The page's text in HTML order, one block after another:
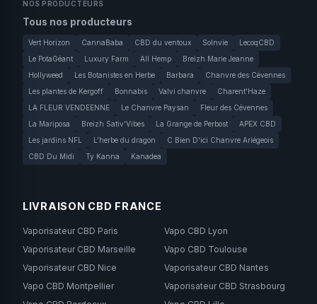
NOS PRODUCTEURS
Tous nos producteurs
Vert Horizon CannaBaba CBD du ventoux Solnvie
LecoqCBD
Le PotaGéant
Luxury Farm All Hemp
Breizh Marie Jeanne
Hollyweed
Les Botanistes en Herbe Barbara
Chanvre des Cévennes
Les plantes de Kergoff
Bonnabis Valvi chanvre
Charent'Haze
LA FLEUR VENDEENNE
Le Chanvre Paysan
Fleur des Cévennes
La Mariposa
Breizh Sativ'Vibes La Grange de Perbost
APEX CBD
Les jardins NFL
L'herbe du dragon
C Bien D'ici Chanvre Ariégeois
CBD Du Midi
Ty Kanna Kanadea
LIVRAISON CBD FRANCE
Vaporisateur CBD Paris
Vapo CBD Lyon
Vaporisateur CBD Marseille
Vapo CBD Toulouse
Vaporisateur CBD Nice
Vaporisateur CBD Nantes
Vapo CBD Montpellier
Vaporisateur CBD Strasbourg